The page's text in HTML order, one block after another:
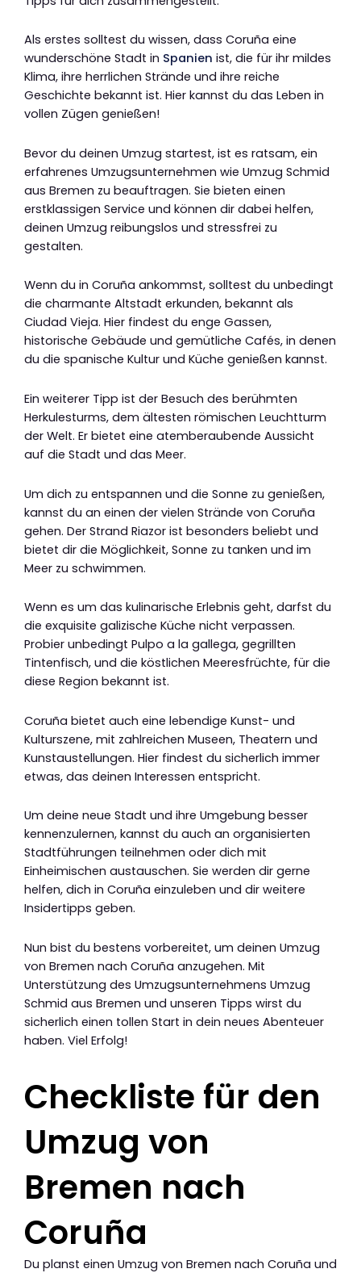
Als erstes solltest du wissen, dass Coruña eine
wunderschöne Stadt in Spanien ist, die für ihr mildes
Klima, ihre herrlichen Strände und ihre reiche
Geschichte bekannt ist. Hier kannst du das Leben in
vollen Zügen genießen!
Bevor du deinen Umzug startest, ist es ratsam, ein
erfahrenes Umzugsunternehmen wie Umzug Schmid
aus Bremen zu beauftragen. Sie bieten einen
erstklassigen Service und können dir dabei helfen,
deinen Umzug reibungslos und stressfrei zu
gestalten.
Wenn du in Coruña ankommst, solltest du unbedingt
die charmante Altstadt erkunden, bekannt als
Ciudad Vieja. Hier findest du enge Gassen,
historische Gebäude und gemütliche Cafés, in denen
du die spanische Kultur und Küche genießen kannst.
Ein weiterer Tipp ist der Besuch des berühmten
Herkulesturms, dem ältesten römischen Leuchtturm
der Welt. Er bietet eine atemberaubende Aussicht
auf die Stadt und das Meer.
Um dich zu entspannen und die Sonne zu genießen,
kannst du an einen der vielen Strände von Coruña
gehen. Der Strand Riazor ist besonders beliebt und
bietet dir die Möglichkeit, Sonne zu tanken und im
Meer zu schwimmen.
Wenn es um das kulinarische Erlebnis geht, darfst du
die exquisite galizische Küche nicht verpassen.
Probier unbedingt Pulpo a la gallega, gegrillten
Tintenfisch, und die köstlichen Meeresfrüchte, für die
diese Region bekannt ist.
Coruña bietet auch eine lebendige Kunst- und
Kulturszene, mit zahlreichen Museen, Theatern und
Kunstaustellungen. Hier findest du sicherlich immer
etwas, das deinen Interessen entspricht.
Um deine neue Stadt und ihre Umgebung besser
kennenzulernen, kannst du auch an organisierten
Stadtführungen teilnehmen oder dich mit
Einheimischen austauschen. Sie werden dir gerne
helfen, dich in Coruña einzuleben und dir weitere
Insidertipps geben.
Nun bist du bestens vorbereitet, um deinen Umzug
von Bremen nach Coruña anzugehen. Mit
Unterstützung des Umzugsunternehmens Umzug
Schmid aus Bremen und unseren Tipps wirst du
sicherlich einen tollen Start in dein neues Abenteuer
haben. Viel Erfolg!
Checkliste für den
Umzug von
Bremen nach
Coruña
Du planst einen Umzug von Bremen nach Coruña und